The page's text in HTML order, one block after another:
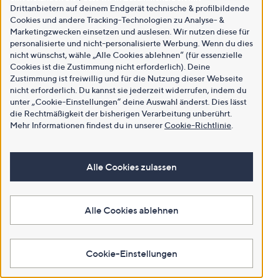
Drittanbietern auf deinem Endgerät technische & profilbildende
Cookies und andere Tracking-Technologien zu Analyse- &
Marketingzwecken einsetzen und auslesen. Wir nutzen diese für
personalisierte und nicht-personalisierte Werbung. Wenn du dies
nicht wünschst, wähle „Alle Cookies ablehnen“ (für essenzielle
Cookies ist die Zustimmung nicht erforderlich). Deine
Zustimmung ist freiwillig und für die Nutzung dieser Webseite
nicht erforderlich. Du kannst sie jederzeit widerrufen, indem du
unter „Cookie-Einstellungen“ deine Auswahl änderst. Dies lässt
die Rechtmäßigkeit der bisherigen Verarbeitung unberührt.
Mehr Informationen findest du in unsererCookie-Richtlinie
Alle Cookies zulassen
Alle Cookies ablehnen
Cookie-Einstellungen